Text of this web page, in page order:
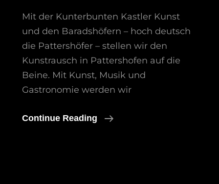
Mit der Kunterbunten Kastler Kunst
und den Baradshöfern – hoch deutsch
die Pattershöfer – stellen wir den
Kunstrausch in Pattershofen auf die
Beine. Mit Kunst, Musik und
Gastronomie werden wir
Continue Reading
Kunstrausch